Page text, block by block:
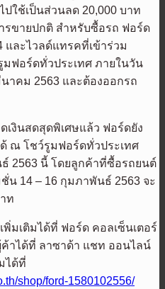
ปใช้เป็นส่วนลด 20,000 บาท
รขายปกติ สำหรับซื้อรถ ฟอร์ด
และไวลด์แทรคที่เข้าร่วม
ฟอร์ดทั่วประเทศ ภายในวัน
าคม 2563 และต้องออกรถ
งินสดสุดพิเศษแล้ว ฟอร์ดยัง
ณ โชว์รูมฟอร์ดทั่วประเทศ
2563 นี้ โดยลูกค้าที่ซื้อรถยนต์
ชั่น 14 – 16 กุมภาพันธ์ 2563 จะ
ท
มเติมได้ที่ ฟอร์ด คอลเซ็นเตอร์
าได้ที่ ลาซาด้า แชท ออนไลน์
ได้ที่
shop/ford-1580102556/